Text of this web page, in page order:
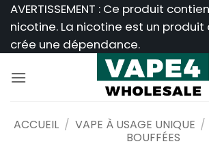
Passer
au
contenu
AVERTISSEMENT : Ce produit
nicotine. La nicotine est un
crée une dépendance.
ACCUEIL / VAPE À USAGE UNIQUE /
BOUFFÉES